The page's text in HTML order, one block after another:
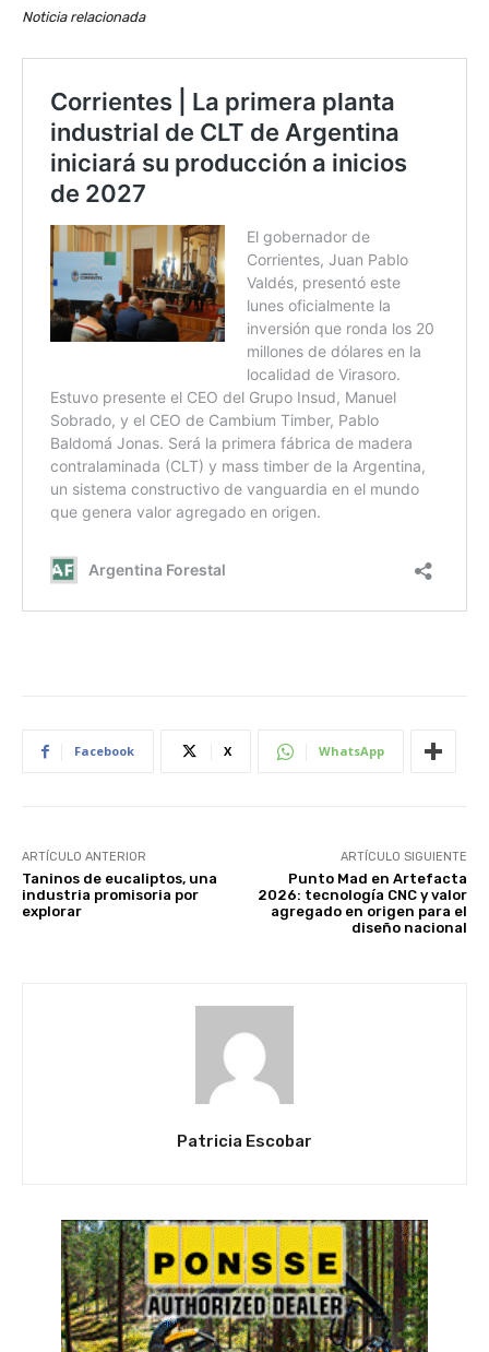
Noticia relacionada
Facebook X WhatsApp
ARTÍCULO ANTERIOR
Taninos de eucaliptos, una
industria promisoria por
explorar
ARTÍCULO SIGUIENTE
Punto Mad en Artefacta
2026: tecnología CNC y valor
agregado en origen para el
diseño nacional
Patricia Escobar